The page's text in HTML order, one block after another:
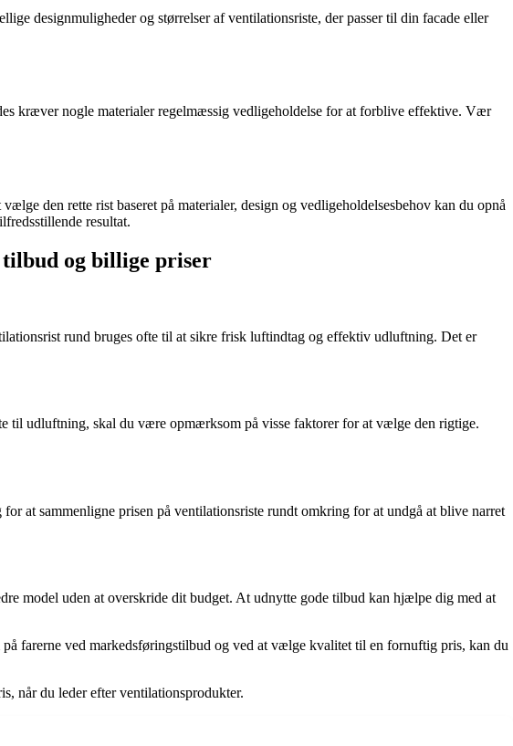
designmuligheder og størrelser af ventilationsriste, der passer til din facade eller
kræver nogle materialer regelmæssig vedligeholdelse for at forblive effektive. Vær
den rette rist baseret på materialer, design og vedligeholdelsesbehov kan du opnå
resultat.
tilbud og billige priser
rund bruges ofte til at sikre frisk luftindtag og effektiv udluftning. Det er
til udluftning, skal du være opmærksom på visse faktorer for at vælge den rigtige.
at sammenligne prisen på ventilationsriste rundt omkring for at undgå at blive narret
model uden at overskride dit budget. At udnytte gode tilbud kan hjælpe dig med at
farerne ved markedsføringstilbud og ved at vælge kvalitet til en fornuftig pris, kan du
når du leder efter ventilationsprodukter.